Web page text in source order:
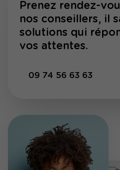
Prenez rendez-
nos conseillers, il
solutions qui
vos attentes.
09 74 56 63 63